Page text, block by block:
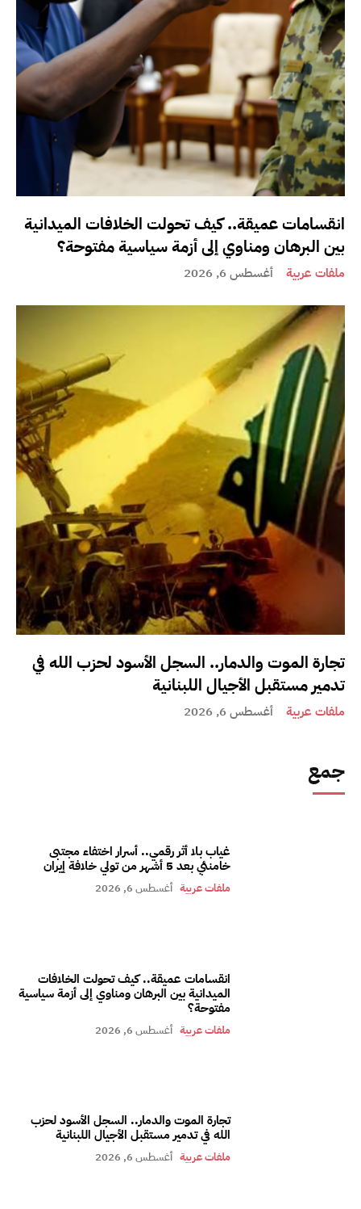
انقسامات عميقة.. كيف تحولت الخلافات الميدانية
بين البرهان ومناوي إلى أزمة سياسية مفتوحة؟
ملفات عربية أغسطس 6, 2026
تجارة الموت والدمار.. السجل الأسود لحزب الله في
تدمير مستقبل الأجيال اللبنانية
ملفات عربية أغسطس 6, 2026
جمع
غياب بلا أثر رقمي.. أسرار اختفاء مجتبى
خامنئي بعد 5 أشهر من تولي خلافة إيران
ملفات عربية أغسطس 6, 2026
انقسامات عميقة.. كيف تحولت الخلافات
الميدانية بين البرهان ومناوي إلى أزمة سياسية
مفتوحة؟
ملفات عربية أغسطس 6, 2026
تجارة الموت والدمار.. السجل الأسود لحزب
الله في تدمير مستقبل الأجيال اللبنانية
ملفات عربية أغسطس 6, 2026